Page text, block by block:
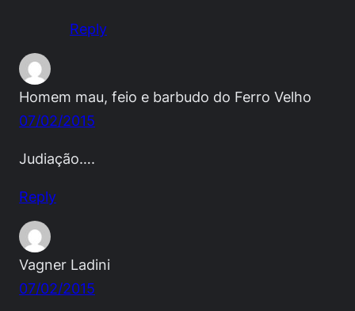
Reply
Homem mau, feio e barbudo do Ferro Velho
07/02/2015
Judiação….
Reply
Vagner Ladini
07/02/2015